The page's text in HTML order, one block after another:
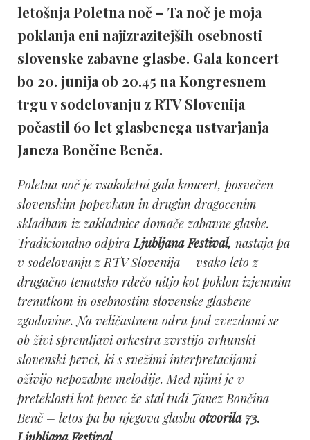
letošnja Poletna noč – Ta noč je moja
poklanja eni najizrazitejših osebnosti
slovenske zabavne glasbe. Gala koncert
bo 20. junija ob 20.45 na Kongresnem
trgu v sodelovanju z RTV Slovenija
počastil 60 let glasbenega ustvarjanja
Janeza Bončine Benča.
Poletna noč je vsakoletni gala koncert, posvečen
slovenskim popevkam in drugim dragocenim
skladbam iz zakladnice domače zabavne glasbe.
Tradicionalno odpiraLjubljana Festival, nastaja pa
v sodelovanju z RTV Slovenija – vsako leto z
drugačno tematsko rdečo nitjo kot poklon izjemnim
trenutkom in osebnostim slovenske glasbene
zgodovine. Na veličastnem odru pod zvezdami se
ob živi spremljavi orkestra zvrstijo vrhunski
slovenski pevci, ki s svežimi interpretacijami
oživijo nepozabne melodije. Med njimi je v
preteklosti kot pevec že stal tudi Janez Bončina
Benč – letos pa bo njegova glasba otvorila 73.